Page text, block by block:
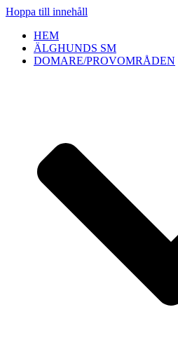
Hoppa till innehåll
HEM
ÄLGHUNDS SM
DOMARE/PROVOMRÅDEN